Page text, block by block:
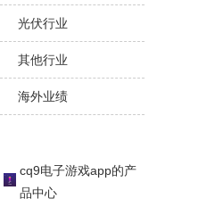
光伏行业
其他行业
海外业绩
cq9电子游戏app的产
品中心